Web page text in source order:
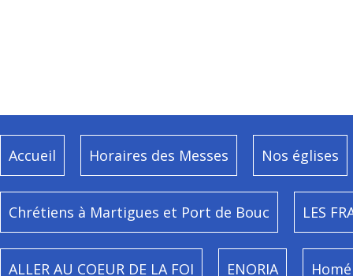
Accueil Horaires des Messes Nos églises
Chrétiens à Martigues et Port de Bouc LES
ALLER AU COEUR DE LA FOI ENORIA